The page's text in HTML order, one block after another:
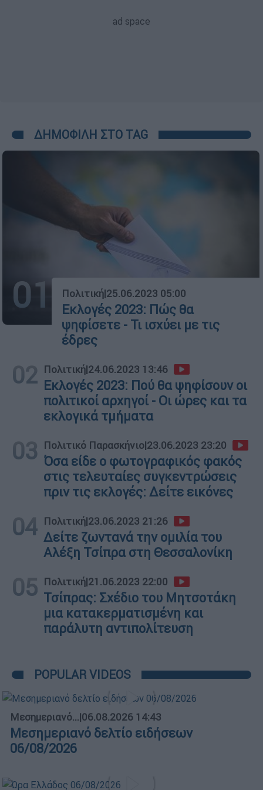
ΔΗΜΟΦΙΛΗ ΣΤΟ TAG
01 Πολιτική|25.06.2023 05:00
Εκλογές 2023: Πώς θα
ψηφίσετε - Τι ισχύει με τις
έδρες
02 Πολιτική|24.06.2023 13:46
Εκλογές 2023: Πού θα ψηφίσουν οι
πολιτικοί αρχηγοί - Οι ώρες και τα
εκλογικά τμήματα
03 Πολιτικό Παρασκήνιο|23.06.2023 23:20
Όσα είδε ο φωτογραφικός φακός
στις τελευταίες συγκεντρώσεις
πριν τις εκλογές: Δείτε εικόνες
04 Πολιτική|23.06.2023 21:26
Δείτε ζωντανά την ομιλία του
Αλέξη Τσίπρα στη Θεσσαλονίκη
05 Πολιτική|21.06.2023 22:00
Τσίπρας: Σχέδιο του Μητσοτάκη
μια κατακερματισμένη και
παράλυτη αντιπολίτευση
POPULAR VIDEOS
Μεσημεριανό...|06.08.2026 14:43
Μεσημεριανό δελτίο ειδήσεων
06/08/2026